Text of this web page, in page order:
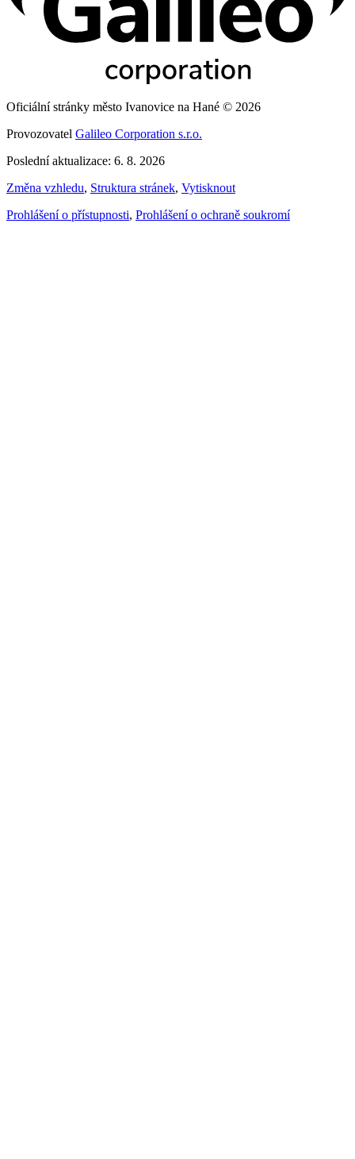
Oficiální stránky město Ivanovice na Hané © 2026
Provozovatel Galileo Corporation s.r.o.
Poslední aktualizace: 6. 8. 2026
Změna vzhledu, Struktura stránek, Vytisknout
Prohlášení o přístupnosti, Prohlášení o ochraně soukromí